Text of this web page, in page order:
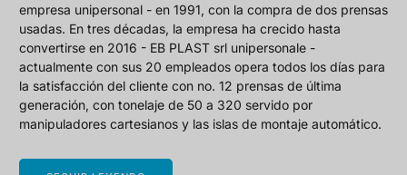
empresa unipersonal - en 1991, con la compra de dos prensas
usadas. En tres décadas, la empresa ha crecido hasta
convertirse en 2016 - EB PLAST srl unipersonale -
actualmente con sus 20 empleados opera todos los días para
la satisfacción del cliente con no. 12 prensas de última
generación, con tonelaje de 50 a 320 servido por
manipuladores cartesianos y las islas de montaje automático.